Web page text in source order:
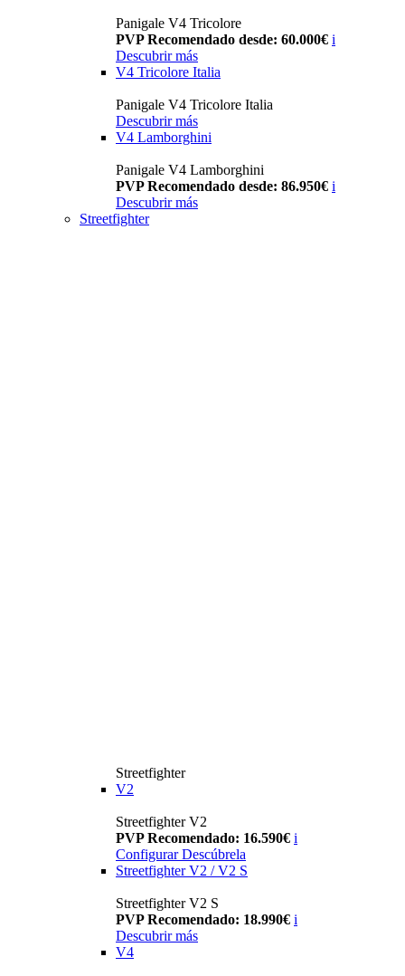
Panigale V4 Tricolore
PVP Recomendado desde: 60.000€ i
Descubrir más
V4 Tricolore Italia
Panigale V4 Tricolore Italia
Descubrir más
V4 Lamborghini
Panigale V4 Lamborghini
PVP Recomendado desde: 86.950€ i
Descubrir más
Streetfighter
Streetfighter
V2
Streetfighter V2
PVP Recomendado: 16.590€ i
Configurar Descúbrela
Streetfighter V2 / V2 S
Streetfighter V2 S
PVP Recomendado: 18.990€ i
Descubrir más
V4